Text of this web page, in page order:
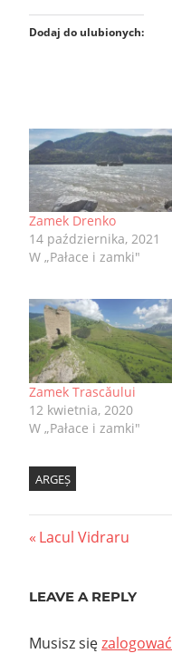
Dodaj do ulubionych:
Zamek Drenko
14 października, 2021
W „Pałace i zamki"
Zamek Trascăului
12 kwietnia, 2020
W „Pałace i zamki"
ARGEȘ
Nawigacja
Previous
Lacul Vidraru
LEAVE A REPLY
Musisz sięzalogować